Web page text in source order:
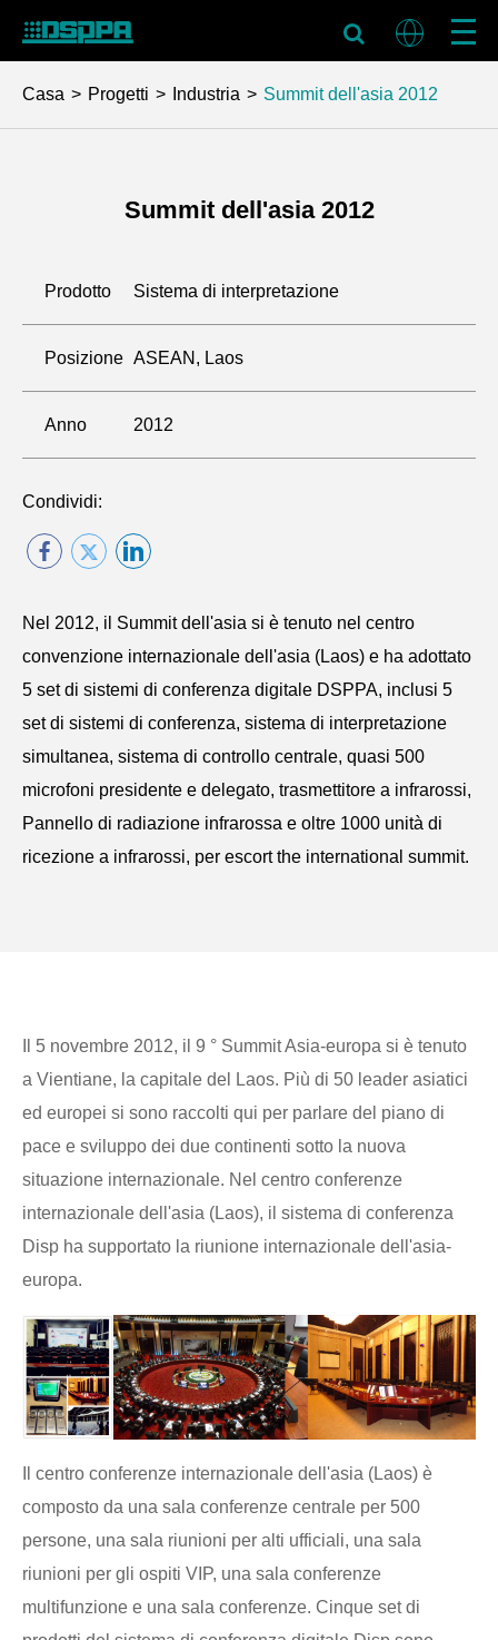
Casa Progetti Industria Summit dell'asia 2012
Summit dell'asia 2012
Prodotto Sistema di interpretazione
Posizione ASEAN, Laos
Anno 2012
Condividi:
Nel 2012, il Summit dell'asia si è tenuto nel centro
convenzione internazionale dell'asia (Laos) e ha adottato
5 set di sistemi di conferenza digitale DSPPA, inclusi 5
set di sistemi di conferenza, sistema di interpretazione
simultanea, sistema di controllo centrale, quasi 500
microfoni presidente e delegato, trasmettitore a infrarossi,
Pannello di radiazione infrarossa e oltre 1000 unità di
ricezione a infrarossi, per escort the international summit.
Il 5 novembre 2012, il 9 ° Summit Asia-europa si è tenuto
a Vientiane, la capitale del Laos. Più di 50 leader asiatici
ed europei si sono raccolti qui per parlare del piano di
pace e sviluppo dei due continenti sotto la nuova
situazione internazionale. Nel centro conferenze
internazionale dell'asia (Laos), il sistema di conferenza
Disp ha supportato la riunione internazionale dell'asia-
europa.
Il centro conferenze internazionale dell'asia (Laos) è
composto da una sala conferenze centrale per 500
persone, una sala riunioni per alti ufficiali, una sala
riunioni per gli ospiti VIP, una sala conferenze
multifunzione e una sala conferenze. Cinque set di